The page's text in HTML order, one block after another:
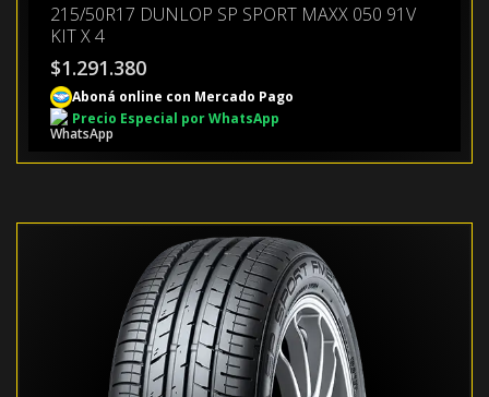
215/50R17 DUNLOP SP SPORT MAXX 050 91V
KIT X 4
$1.291.380
Aboná online con Mercado Pago
Precio Especial por WhatsApp